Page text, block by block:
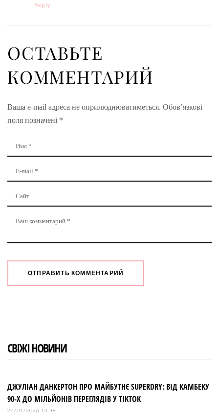
Reply
ОСТАВЬТЕ
КОММЕНТАРИЙ
Ваша e-mail адреса не оприлюднюватиметься. Обов’язкові
поля позначені *
СВІЖІ НОВИНИ
ДЖУЛІАН ДАНКЕРТОН ПРО МАЙБУТНЄ SUPERDRY: ВІД КАМБЕКУ
90-Х ДО МІЛЬЙОНІВ ПЕРЕГЛЯДІВ У TIKTOK
24/01/2026 13:48